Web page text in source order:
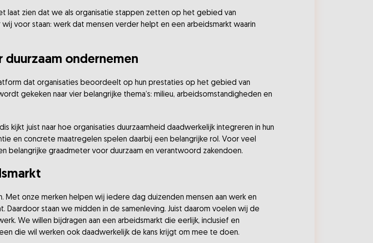
laat zien dat we als organisatie stappen zetten op het gebied van
voor staan: werk dat mensen verder helpt en een arbeidsmarkt waarin
ondernemen
dat organisaties beoordeelt op hun prestaties op het gebied van
gekeken naar vier belangrijke thema’s: milieu, arbeidsomstandigheden en
kijkt juist naar hoe organisaties duurzaamheid daadwerkelijk integreren in hun
en concrete maatregelen spelen daarbij een belangrijke rol. Voor veel
belangrijke graadmeter voor duurzaam en verantwoord zakendoen.
Met onze merken helpen wij iedere dag duizenden mensen aan werk en
Daardoor staan we midden in de samenleving. Juist daarom voelen wij de
We willen bijdragen aan een arbeidsmarkt die eerlijk, inclusief en
die wil werken ook daadwerkelijk de kans krijgt om mee te doen.